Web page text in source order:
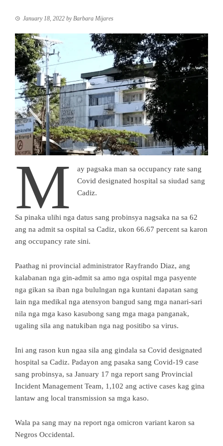
January 18, 2022 by Barbara Mijares
M
ay pagsaka man sa occupancy rate sang
Covid designated hospital sa siudad sang
Cadiz.
Sa pinaka ulihi nga datus sang probinsya nagsaka na sa 62
ang na admit sa ospital sa Cadiz, ukon 66.67 percent sa karon
ang occupancy rate sini.
Paathag ni provincial administrator Rayfrando Diaz, ang
kalabanan nga gin-admit sa amo nga ospital mga pasyente
nga gikan sa iban nga bululngan nga kuntani dapatan sang
lain nga medikal nga atensyon bangud sang mga nanari-sari
nila nga mga kaso kasubong sang mga maga panganak,
ugaling sila ang natukiban nga nag positibo sa virus.
Ini ang rason kun ngaa sila ang gindala sa Covid designated
hospital sa Cadiz. Padayon ang pasaka sang Covid-19 case
sang probinsya, sa January 17 nga report sang Provincial
Incident Management Team, 1,102 ang active cases kag gina
lantaw ang local transmission sa mga kaso.
Wala pa sang may na report nga omicron variant karon sa
Negros Occidental.